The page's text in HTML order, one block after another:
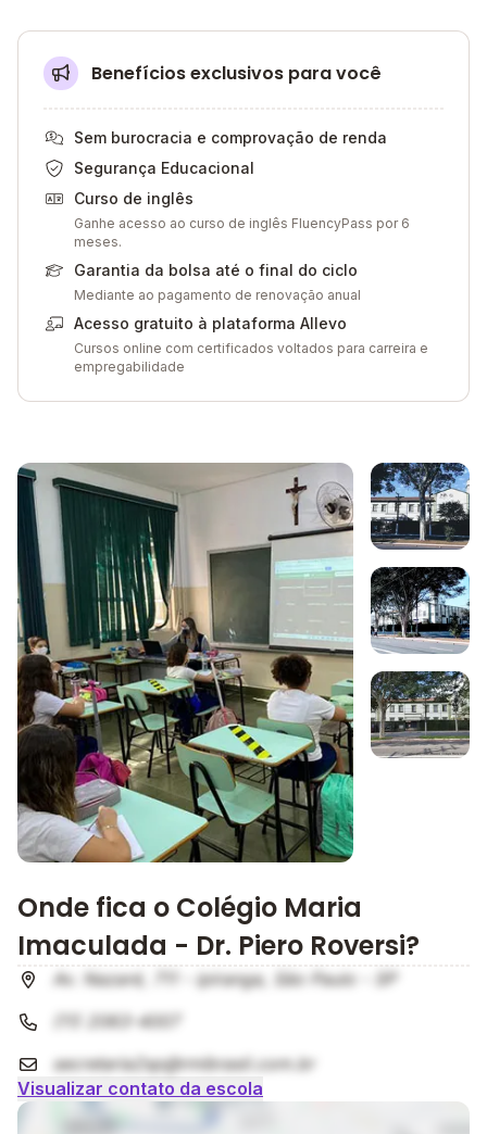
Benefícios exclusivos para você
Sem burocracia e comprovação de renda
Segurança Educacional
Curso de inglês
Ganhe acesso ao curso de inglês FluencyPass por 6
meses.
Garantia da bolsa até o final do ciclo
Mediante ao pagamento de renovação anual
Acesso gratuito à plataforma Allevo
Cursos online com certificados voltados para carreira e
empregabilidade
Galeria de imagem
Imagem 1
Imagem 2
Onde fica o Colégio Maria
Imaculada - Dr. Piero Roversi?
Av. Nazaré, 711 - ipiranga, São Paulo - SP
(11) 2063-4007
secretaria2sp@rmibrasil.com.br
Visualizar contato da escola